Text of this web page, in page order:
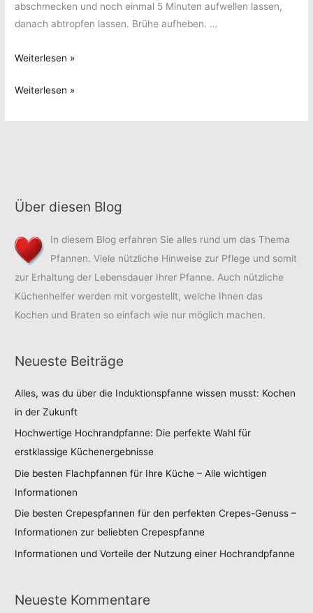
abschmecken und noch einmal 5 Minuten aufwellen lassen,
danach abtropfen lassen. Brühe aufheben. …
Überbackener
Weiterlesen »
Überbackener
Weiterlesen »
Über diesen Blog
In diesem Blog erfahren Sie alles rund um das Thema
Pfannen. Viele nützliche Hinweise zur Pflege und somit
zur Erhaltung der Lebensdauer Ihrer Pfanne. Auch nützliche
Küchenhelfer werden mit vorgestellt, welche Ihnen das
Kochen und Braten so einfach wie nur möglich machen.
Neueste Beiträge
Alles, was du über die Induktionspfanne wissen musst: Kochen
in der Zukunft
Hochwertige Hochrandpfanne: Die perfekte Wahl für
erstklassige Küchenergebnisse
Die besten Flachpfannen für Ihre Küche – Alle wichtigen
Informationen
Die besten Crepespfannen für den perfekten Crepes-Genuss –
Informationen zur beliebten Crepespfanne
Informationen und Vorteile der Nutzung einer Hochrandpfanne
Neueste Kommentare